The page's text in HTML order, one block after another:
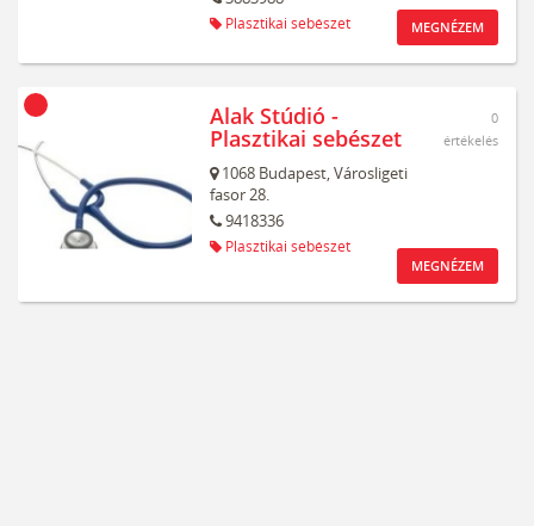
Plasztikai sebészet MEGNÉZEM
Alak Stúdió -
Plasztikai sebészet
1068 Budapest,Városligeti
fasor 28.
9418336
Plasztikai sebészet
0
értékelés
MEGNÉZEM